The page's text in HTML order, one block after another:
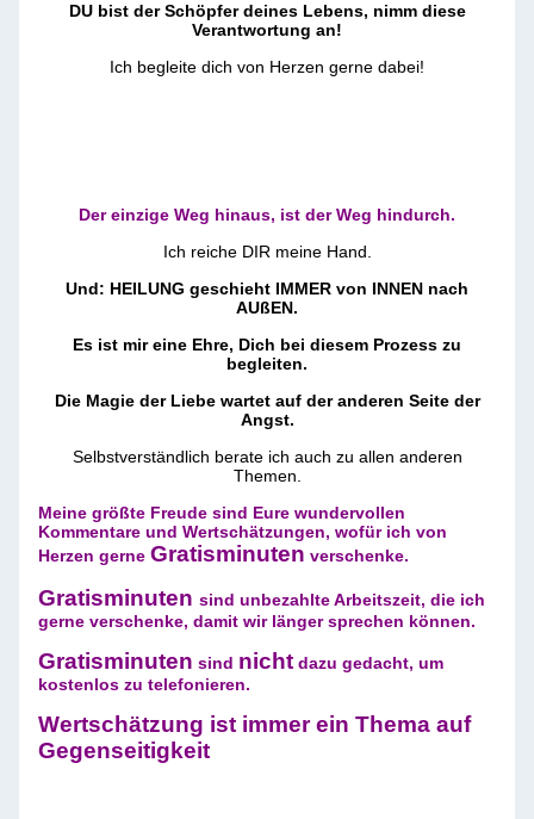
DU bist der Schöpfer deines Lebens, nimm diese
Verantwortung an!
Ich begleite dich von Herzen gerne dabei!
Der einzige Weg hinaus, ist der Weg hindurch.
Ich reiche DIR meine Hand.
Und: HEILUNG geschieht IMMER von INNEN nach
AUßEN.
Es ist mir eine Ehre, Dich bei diesem Prozess zu
begleiten.
️Die Magie der Liebe wartet auf der anderen Seite der
Angst.️
Selbstverständlich berate ich auch zu allen anderen
Themen.
Meine größte Freude sind Eure wundervollen
Kommentare und Wertschätzungen, wofür ich von
Herzen gerne Gratisminuten verschenke.
Gratisminuten sind unbezahlte Arbeitszeit, die ich
gerne verschenke, damit wir länger sprechen können.
Gratisminuten sind nicht dazu gedacht, um
kostenlos zu telefonieren.
Wertschätzung ist immer ein Thema auf
Gegenseitigkeit